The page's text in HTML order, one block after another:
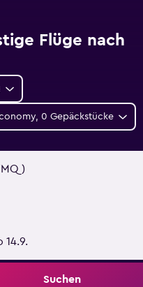
Flüge nach
0 Gepäckstücke
14.9.
Suchen